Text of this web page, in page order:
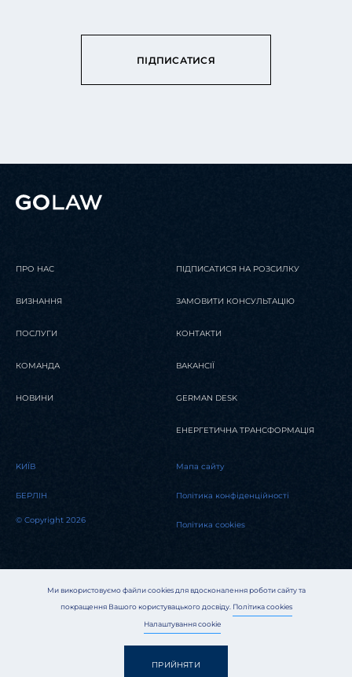
ПІДПИСАТИСЯ
Ми використовуємо файли cookies для вдосконалення роботи сайту та
покращення Вашого користувацького досвіду. Політика cookies
Налаштування cookie
ПРИЙНЯТИ
ПРО НАС
ВИЗНАННЯ
ПОСЛУГИ
КОМАНДА
НОВИНИ
ПІДПИСАТИСЯ НА РОЗСИЛКУ
ЗАМОВИТИ КОНСУЛЬТАЦІЮ
КОНТАКТИ
ВАКАНСІЇ
GERMAN DESK
ЕНЕРГЕТИЧНА ТРАНСФОРМАЦІЯ
KИЇВ
БЕРЛІН
© Copyright 2026
Мапа сайту
Політика конфіденційності
Політика cookies